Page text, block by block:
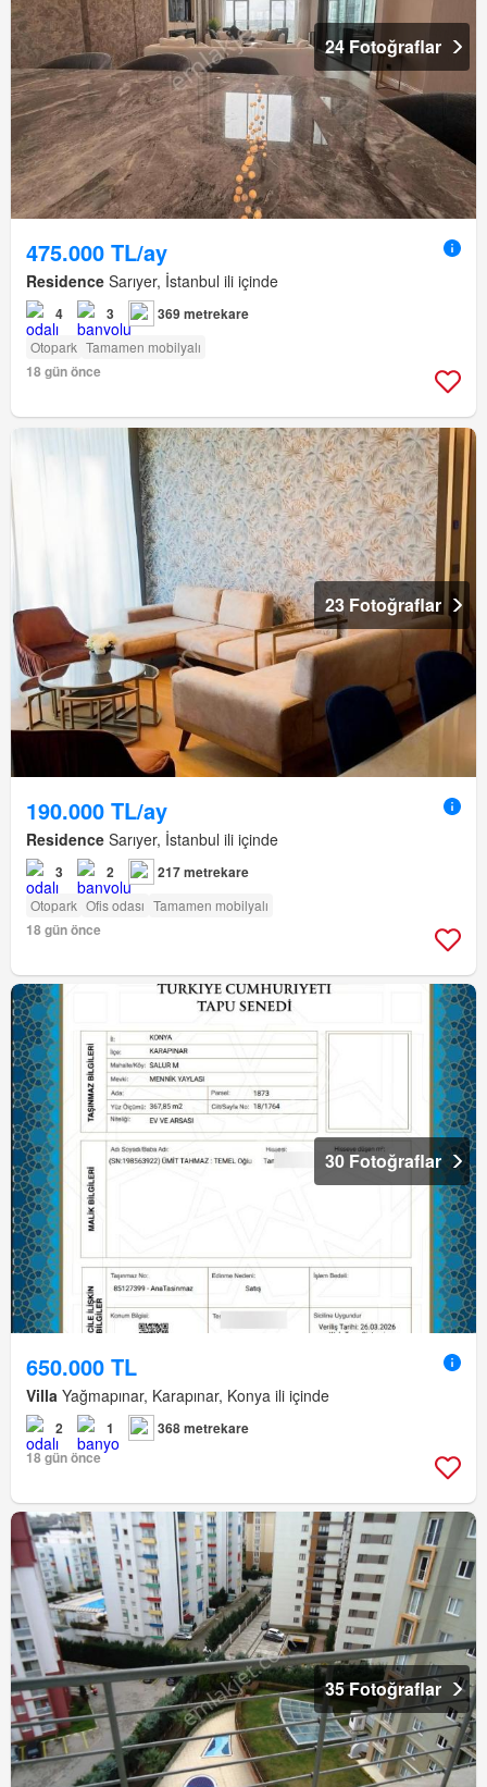
24 Fotoğraflar
475.000 TL/ay
Residence Sarıyer, İstanbul ili içinde
4 3 369 metrekare
Otopark Tamamen mobilyalı
18 gün önce
23 Fotoğraflar
190.000 TL/ay
Residence Sarıyer, İstanbul ili içinde
3 2 217 metrekare
Otopark Ofis odası Tamamen mobilyalı
18 gün önce
30 Fotoğraflar
650.000 TL
Villa Yağmapınar, Karapınar, Konya ili içinde
2 1
368 metrekare
18 gün önce
35 Fotoğraflar